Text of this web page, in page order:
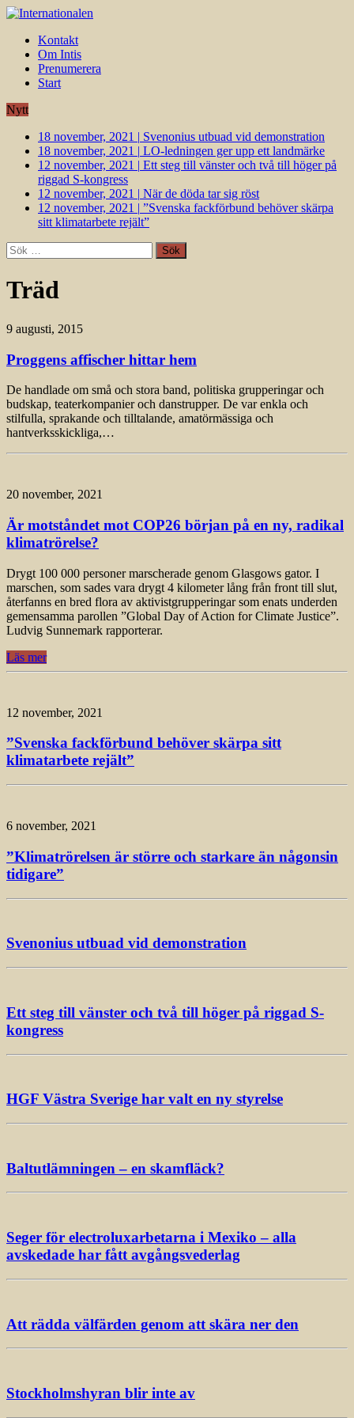
Kontakt
Om Intis
Prenumerera
Start
Nytt
18 november, 2021 | Svenonius utbuad vid demonstration
18 november, 2021 | LO-ledningen ger upp ett landmärke
12 november, 2021 | Ett steg till vänster och två till höger på
riggad S-kongress
12 november, 2021 | När de döda tar sig röst
12 november, 2021 | ”Svenska fackförbund behöver skärpa
sitt klimatarbete rejält”
Sök
efter:
Träd
9 augusti, 2015
Proggens affischer hittar hem
De handlade om små och stora band, politiska grupperingar och
budskap, teaterkompanier och danstrupper. De var enkla och
stilfulla, sprakande och tilltalande, amatörmässiga och
hantverksskickliga,…
20 november, 2021
Är motståndet mot COP26 början på en ny, radikal
klimatrörelse?
Drygt 100 000 personer marscherade genom Glasgows gator. I
marschen, som sades vara drygt 4 kilometer lång från front till slut,
återfanns en bred flora av aktivistgrupperingar som enats underden
gemensamma parollen ”Global Day of Action for Climate Justice”.
Ludvig Sunnemark rapporterar.
Läs mer
12 november, 2021
”Svenska fackförbund behöver skärpa sitt
klimatarbete rejält”
6 november, 2021
”Klimatrörelsen är större och starkare än någonsin
tidigare”
Svenonius utbuad vid demonstration
Ett steg till vänster och två till höger på riggad S-
kongress
HGF Västra Sverige har valt en ny styrelse
Baltutlämningen – en skamfläck?
Seger för electroluxarbetarna i Mexiko – alla
avskedade har fått avgångsvederlag
Att rädda välfärden genom att skära ner den
Stockholmshyran blir inte av